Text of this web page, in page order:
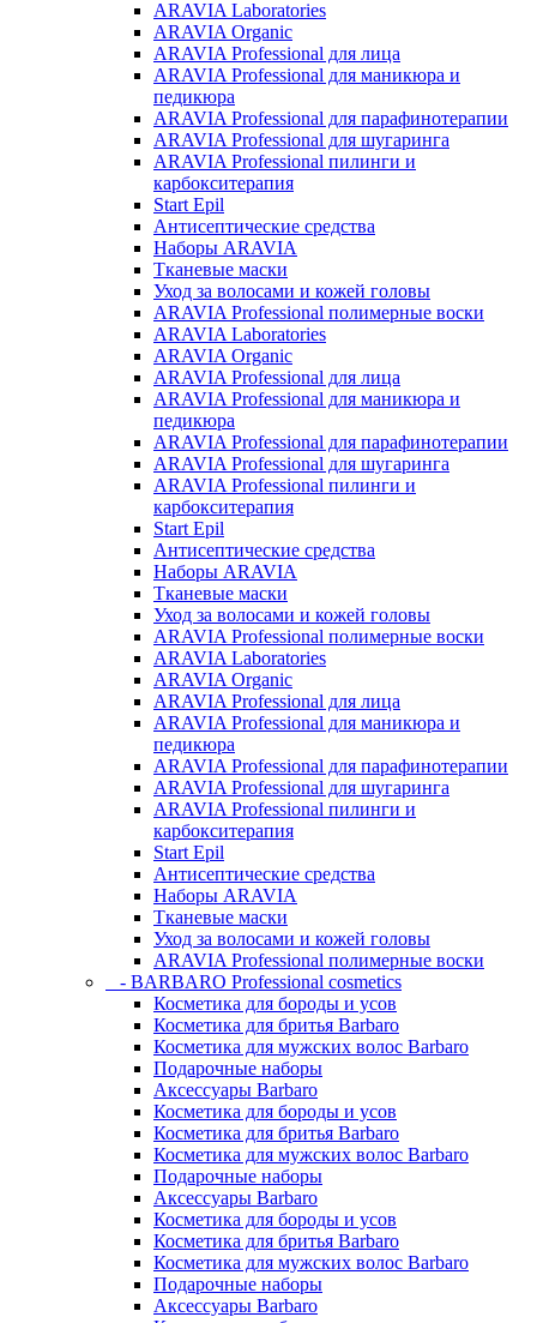
ARAVIA Laboratories
ARAVIA Organic
ARAVIA Professional для лица
ARAVIA Professional для маникюра и
педикюра
ARAVIA Professional для парафинотерапии
ARAVIA Professional для шугаринга
ARAVIA Professional пилинги и
карбокситерапия
Start Epil
Антисептические средства
Наборы ARAVIA
Тканевые маски
Уход за волосами и кожей головы
ARAVIA Professional полимерные воски
ARAVIA Laboratories
ARAVIA Organic
ARAVIA Professional для лица
ARAVIA Professional для маникюра и
педикюра
ARAVIA Professional для парафинотерапии
ARAVIA Professional для шугаринга
ARAVIA Professional пилинги и
карбокситерапия
Start Epil
Антисептические средства
Наборы ARAVIA
Тканевые маски
Уход за волосами и кожей головы
ARAVIA Professional полимерные воски
ARAVIA Laboratories
ARAVIA Organic
ARAVIA Professional для лица
ARAVIA Professional для маникюра и
педикюра
ARAVIA Professional для парафинотерапии
ARAVIA Professional для шугаринга
ARAVIA Professional пилинги и
карбокситерапия
Start Epil
Антисептические средства
Наборы ARAVIA
Тканевые маски
Уход за волосами и кожей головы
ARAVIA Professional полимерные воски
- BARBARO Professional cosmetics
Косметика для бороды и усов
Косметика для бритья Barbaro
Косметика для мужских волос Barbaro
Подарочные наборы
Аксессуары Barbaro
Косметика для бороды и усов
Косметика для бритья Barbaro
Косметика для мужских волос Barbaro
Подарочные наборы
Аксессуары Barbaro
Косметика для бороды и усов
Косметика для бритья Barbaro
Косметика для мужских волос Barbaro
Подарочные наборы
Аксессуары Barbaro